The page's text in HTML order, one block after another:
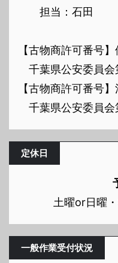
担当：石田
【古物商許可番号】
千葉県公安委員
【古物商許可番号】
千葉県公安委員
定休日
土曜or日曜
一般作業受付状況